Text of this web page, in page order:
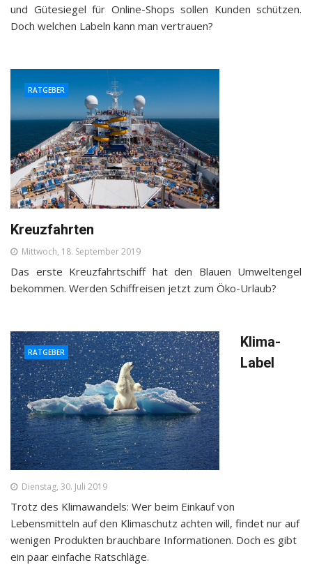
und Gütesiegel für Online-Shops sollen Kunden schützen.
Doch welchen Labeln kann man vertrauen?
Kreuzfahrten
RATGEBER
Mittwoch, 18. September 2019
Das erste Kreuzfahrtschiff hat den Blauen Umweltengel
bekommen. Werden Schiffreisen jetzt zum Öko-Urlaub?
Klima-
Label
RATGEBER
Dienstag, 30. Juli 2019
Trotz des Klimawandels: Wer beim Einkauf von
Lebensmitteln auf den Klimaschutz achten will, findet nur auf
wenigen Produkten brauchbare Informationen. Doch es gibt
ein paar einfache Ratschläge.